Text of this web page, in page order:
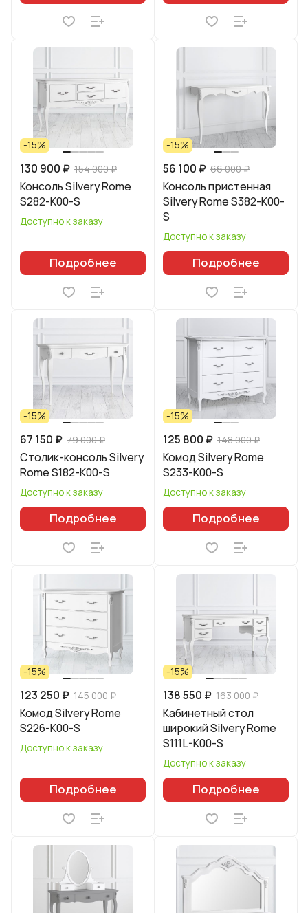
-15%
130 900 ₽ 154 000 ₽
Консоль Silvery Rome
S282-K00-S
Доступно к заказу
Подробнее
-15%
56 100 ₽ 66 000 ₽
Консоль пристенная
Silvery Rome S382-K00-
S
Доступно к заказу
Подробнее
-15%
67 150 ₽ 79 000 ₽
Столик-консоль Silvery
Rome S182-K00-S
Доступно к заказу
Подробнее
-15%
125 800 ₽ 148 000 ₽
Комод Silvery Rome
S233-K00-S
Доступно к заказу
Подробнее
-15%
123 250 ₽ 145 000 ₽
Комод Silvery Rome
S226-K00-S
Доступно к заказу
Подробнее
-15%
138 550 ₽ 163 000 ₽
Кабинетный стол
широкий Silvery Rome
S111L-K00-S
Доступно к заказу
Подробнее